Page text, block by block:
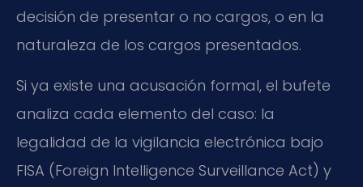
decisión de presentar o no cargos, o en la
naturaleza de los cargos presentados.
Si ya existe una acusación formal, el bufete
analiza cada elemento del caso: la
legalidad de la vigilancia electrónica bajo
FISA (Foreign Intelligence Surveillance Act) y